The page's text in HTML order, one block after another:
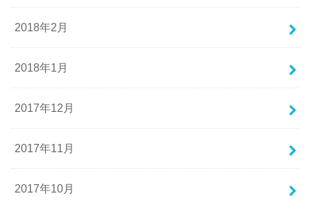
2018年2月
2018年1月
2017年12月
2017年11月
2017年10月